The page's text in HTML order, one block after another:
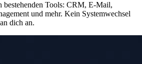
bestehenden Tools: CRM, E-Mail,
und mehr. Kein Systemwechsel
dich an.